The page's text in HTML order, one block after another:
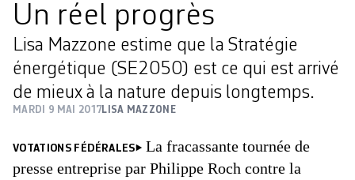
Un réel progrès
Lisa Mazzone estime que la Stratégie
énergétique (SE2050) est ce qui est arrivé
de mieux à la nature depuis longtemps.
MARDI 9 MAI 2017LISA MAZZONE
VOTATIONS FÉDÉRALES
La fracassante tournée de
presse entreprise par Philippe Roch contre la